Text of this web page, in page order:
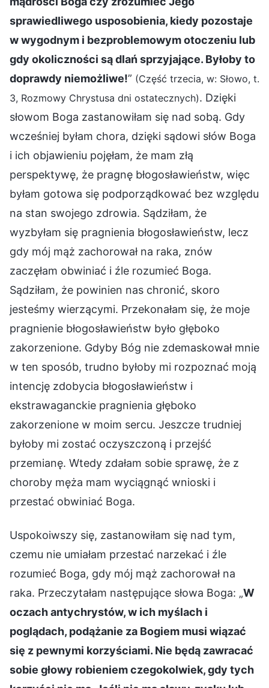
sprawiedliwego usposobienia, kiedy pozostaje
w wygodnym i bezproblemowym otoczeniu lub
gdy okoliczności są dlań sprzyjające. Byłoby to
doprawdy niemożliwe!” (Część trzecia, w: Słowo, t.
3, Rozmowy Chrystusa dni ostatecznych). Dzięki
słowom Boga zastanowiłam się nad sobą. Gdy
wcześniej byłam chora, dzięki sądowi słów Boga
i ich objawieniu pojęłam, że mam złą
perspektywę, że pragnę błogosławieństw, więc
byłam gotowa się podporządkować bez względu
na stan swojego zdrowia. Sądziłam, że
wyzbyłam się pragnienia błogosławieństw, lecz
gdy mój mąż zachorował na raka, znów
zaczęłam obwiniać i źle rozumieć Boga.
Sądziłam, że powinien nas chronić, skoro
jesteśmy wierzącymi. Przekonałam się, że moje
pragnienie błogosławieństw było głęboko
zakorzenione. Gdyby Bóg nie zdemaskował mnie
w ten sposób, trudno byłoby mi rozpoznać moją
intencję zdobycia błogosławieństw i
ekstrawaganckie pragnienia głęboko
zakorzenione w moim sercu. Jeszcze trudniej
byłoby mi zostać oczyszczoną i przejść
przemianę. Wtedy zdałam sobie sprawę, że z
choroby męża mam wyciągnąć wnioski i
przestać obwiniać Boga.
Uspokoiwszy się, zastanowiłam się nad tym,
czemu nie umiałam przestać narzekać i źle
rozumieć Boga, gdy mój mąż zachorował na
raka. Przeczytałam następujące słowa Boga: „W
oczach antychrystów, w ich myślach i
poglądach, podążanie za Bogiem musi wiązać
się z pewnymi korzyściami. Nie będą zawracać
sobie głowy robieniem czegokolwiek, gdy tych